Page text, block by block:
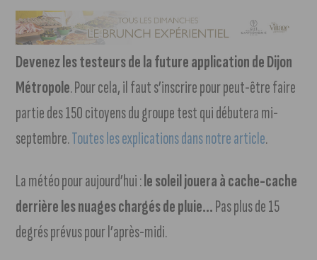
Devenez les testeurs de la future application de Dijon
Métropole. Pour cela, il faut s’inscrire pour peut-être faire
partie des 150 citoyens du groupe test qui débutera mi-
septembre.Toutes les explications dans notre article.
La météo pour aujourd’hui :le soleil jouera à cache-cache
derrière les nuages chargés de pluie…Pas plus de 15
degrés prévus pour l’après-midi.